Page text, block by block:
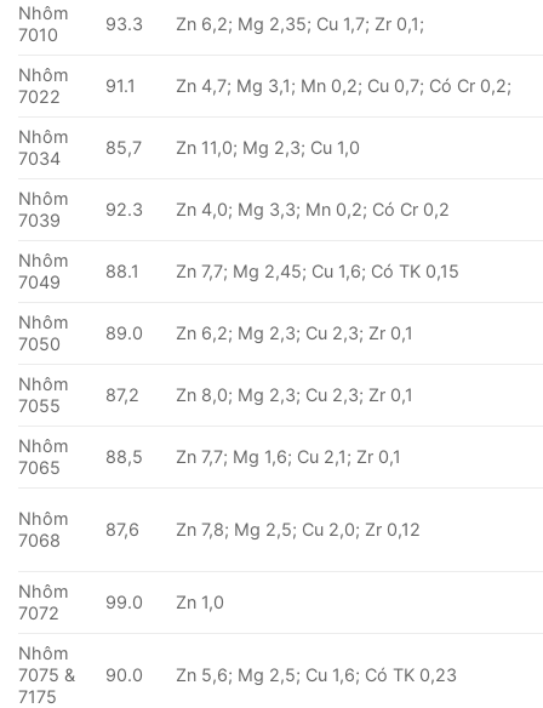
Nhôm
7010
93.3 Zn 6,2; Mg 2,35; Cu 1,7; Zr 0,1;
Nhôm
7022
91.1 Zn 4,7; Mg 3,1; Mn 0,2; Cu 0,7; Có Cr 0,2;
Nhôm
7034
85,7 Zn 11,0; Mg 2,3; Cu 1,0
Nhôm
7039
92.3 Zn 4,0; Mg 3,3; Mn 0,2; Có Cr 0,2
Nhôm
7049
88.1 Zn 7,7; Mg 2,45; Cu 1,6; Có TK 0,15
Nhôm
7050
89.0 Zn 6,2; Mg 2,3; Cu 2,3; Zr 0,1
Nhôm
7055
87,2 Zn 8,0; Mg 2,3; Cu 2,3; Zr 0,1
Nhôm
7065
88,5 Zn 7,7; Mg 1,6; Cu 2,1; Zr 0,1
Nhôm
7068
87,6 Zn 7,8; Mg 2,5; Cu 2,0; Zr 0,12
Nhôm
7072
99.0 Zn 1,0
Nhôm
7075 &
7175
90.0 Zn 5,6; Mg 2,5; Cu 1,6; Có TK 0,23